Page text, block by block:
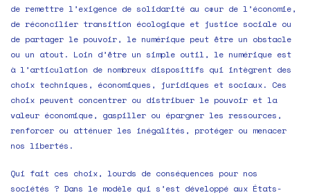
de remettre l’exigence de solidarité au cœur de l’économie,
de réconcilier transition écologique et justice sociale ou
de partager le pouvoir, le numérique peut être un obstacle
ou un atout. Loin d’être un simple outil, le numérique est
à l’articulation de nombreux dispositifs qui intègrent des
choix techniques, économiques, juridiques et sociaux. Ces
choix peuvent concentrer ou distribuer le pouvoir et la
valeur économique, gaspiller ou épargner les ressources,
renforcer ou atténuer les inégalités, protéger ou menacer
nos libertés.
Qui fait ces choix, lourds de conséquences pour nos
sociétés ? Dans le modèle qui s’est développé aux États-